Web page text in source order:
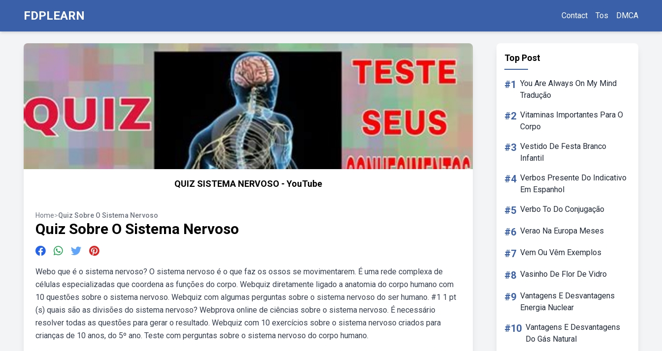
FDPLEARN Contact Tos DMCA
QUIZ SISTEMA NERVOSO - YouTube
Home>Quiz Sobre O Sistema Nervoso
Quiz Sobre O Sistema Nervoso
Webo que é o sistema nervoso? O sistema nervoso é o que faz os ossos se movimentarem. É uma rede complexa de
células especializadas que coordena as funções do corpo. Webquiz diretamente ligado a anatomia do corpo humano com
10 questões sobre o sistema nervoso. Webquiz com algumas perguntas sobre o sistema nervoso do ser humano. #1 1 pt
(s) quais são as divisões do sistema nervoso? Webprova online de ciências sobre o sistema nervoso. É necessário
resolver todas as questões para gerar o resultado. Webquiz com 10 exercícios sobre o sistema nervoso criados para
crianças de 10 anos, do 5º ano. Teste com perguntas sobre o sistema nervoso do corpo humano.
Top Post
#1 You Are Always On My Mind
Tradução
#2 Vitaminas Importantes Para O
Corpo
#3 Vestido De Festa Branco
Infantil
#4 Verbos Presente Do Indicativo
Em Espanhol
#5 Verbo To Do Conjugação
#6 Verao Na Europa Meses
#7 Vem Ou Vêm Exemplos
#8 Vasinho De Flor De Vidro
#9 Vantagens E Desvantagens
Energia Nuclear
#10 Vantagens E Desvantagens
Do Gás Natural